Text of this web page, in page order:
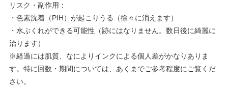
リスク・副作用：
・色素沈着（PIH）が起こりうる（徐々に消えます）
・水ぶくれができる可能性（跡にはなりません。数日後に綺麗に
治ります）
※経過には肌質、なによりインクによる個人差がかなりありま
す。特に回数・期間については、あくまでご参考程度にご覧くだ
さい。